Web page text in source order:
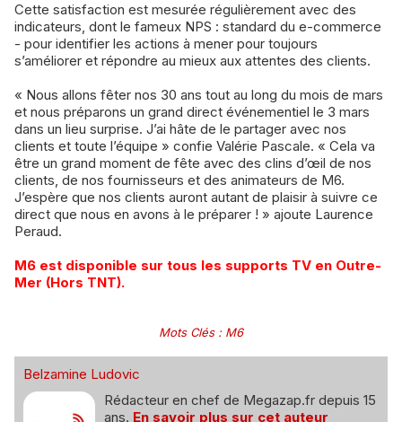
Cette satisfaction est mesurée régulièrement avec des
indicateurs, dont le fameux NPS : standard du e-commerce
- pour identifier les actions à mener pour toujours
s’améliorer et répondre au mieux aux attentes des clients.
« Nous allons fêter nos 30 ans tout au long du mois de mars
et nous préparons un grand direct événementiel le 3 mars
dans un lieu surprise. J’ai hâte de le partager avec nos
clients et toute l’équipe » confie Valérie Pascale. « Cela va
être un grand moment de fête avec des clins d’œil de nos
clients, de nos fournisseurs et des animateurs de M6.
J’espère que nos clients auront autant de plaisir à suivre ce
direct que nous en avons à le préparer ! » ajoute Laurence
Peraud.
M6 est disponible sur tous les supports TV en Outre-
Mer (Hors TNT).
Mots Clés: M6
Belzamine Ludovic
Rédacteur en chef de Megazap.fr depuis 15
ans. En savoir plus sur cet auteur